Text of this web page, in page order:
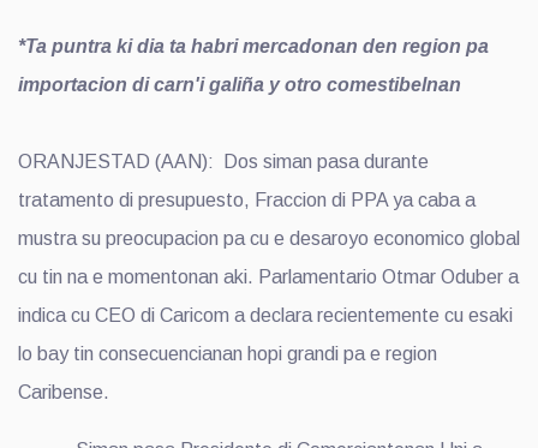
*Ta puntra ki dia ta habri mercadonan den region pa
importacion di carn'i galiña y otro comestibelnan
ORANJESTAD (AAN): Dos siman pasa durante
tratamento di presupuesto, Fraccion di PPA ya caba a
mustra su preocupacion pa cu e desaroyo economico global
cu tin na e momentonan aki. Parlamentario Otmar Oduber a
indica cu CEO di Caricom a declara recientemente cu esaki
lo bay tin consecuencianan hopi grandi pa e region
Caribense.